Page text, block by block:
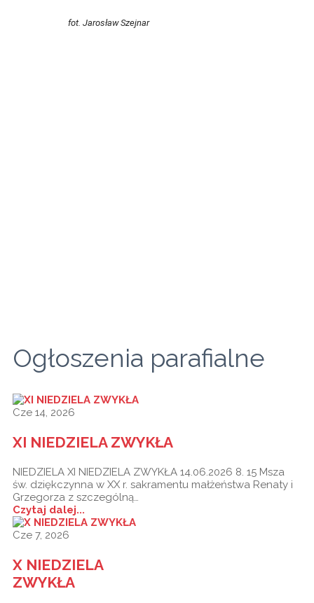
fot. Jarosław Szejnar
Ogłoszenia parafialne
Cze 14, 2026
XI NIEDZIELA ZWYKŁA
NIEDZIELA XI NIEDZIELA ZWYKŁA 14.06.2026 8. 15 Msza
św. dziękczynna w XX r. sakramentu małżeństwa Renaty i
Grzegorza z szczególną…
Czytaj dalej...
Cze 7, 2026
X NIEDZIELA
ZWYKŁA